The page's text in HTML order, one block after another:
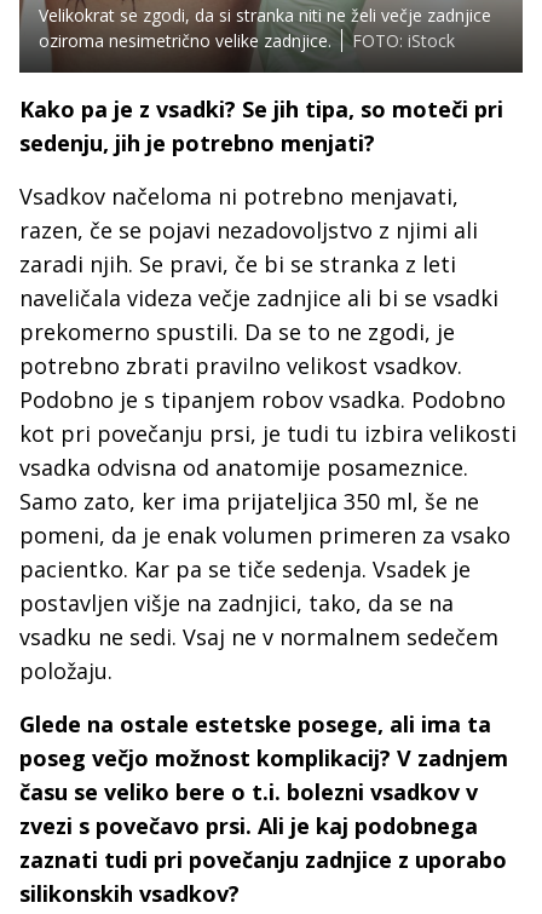
Velikokrat se zgodi, da si stranka niti ne želi večje zadnjice
oziroma nesimetrično velike zadnjice.
FOTO: iStock
Kako pa je z vsadki? Se jih tipa, so moteči pri
sedenju, jih je potrebno menjati?
Vsadkov načeloma ni potrebno menjavati,
razen, če se pojavi nezadovoljstvo z njimi ali
zaradi njih. Se pravi, če bi se stranka z leti
naveličala videza večje zadnjice ali bi se vsadki
prekomerno spustili. Da se to ne zgodi, je
potrebno zbrati pravilno velikost vsadkov.
Podobno je s tipanjem robov vsadka. Podobno
kot pri povečanju prsi, je tudi tu izbira velikosti
vsadka odvisna od anatomije posameznice.
Samo zato, ker ima prijateljica 350 ml, še ne
pomeni, da je enak volumen primeren za vsako
pacientko. Kar pa se tiče sedenja. Vsadek je
postavljen višje na zadnjici, tako, da se na
vsadku ne sedi. Vsaj ne v normalnem sedečem
položaju.
Glede na ostale estetske posege, ali ima ta
poseg večjo možnost komplikacij? V zadnjem
času se veliko bere o t.i. bolezni vsadkov v
zvezi s povečavo prsi. Ali je kaj podobnega
zaznati tudi pri povečanju zadnjice z uporabo
silikonskih vsadkov?